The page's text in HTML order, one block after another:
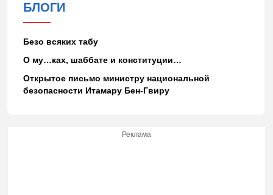
БЛОГИ
Безо всяких табу
О му…ках, шаббате и конституции…
Открытое письмо министру национальной
безопасности Итамару Бен-Гвиру
Реклама